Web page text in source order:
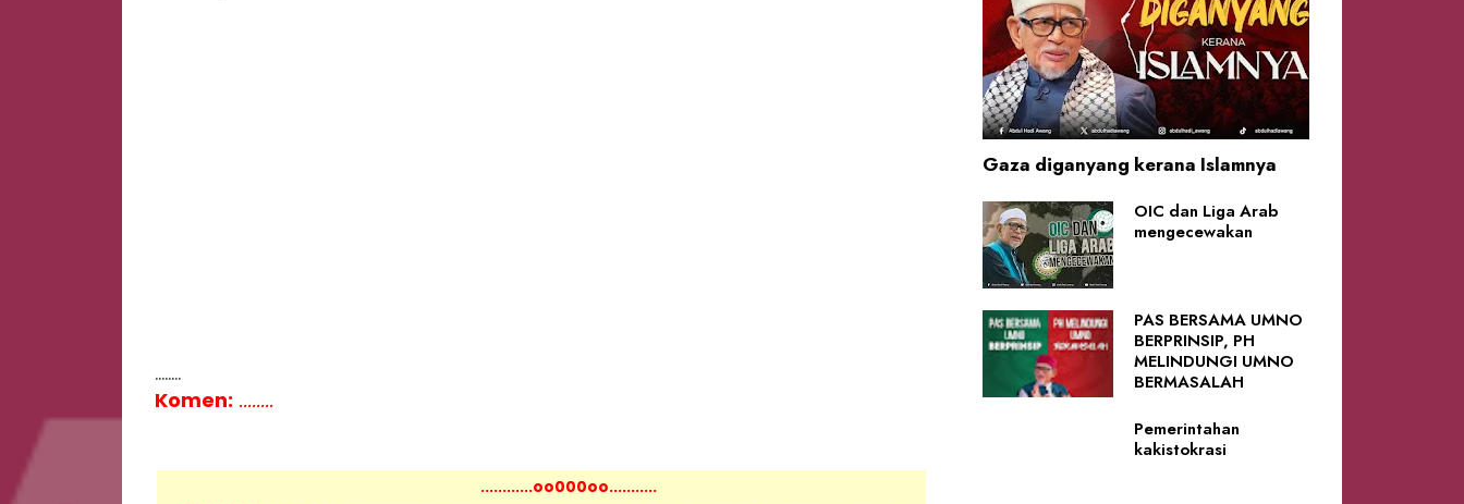
........
Komen: ........
............oo000oo...........
Gaza diganyang kerana Islamnya
OIC dan Liga Arab
mengecewakan
PAS BERSAMA UMNO
BERPRINSIP, PH
MELINDUNGI UMNO
BERMASALAH
Pemerintahan
kakistokrasi